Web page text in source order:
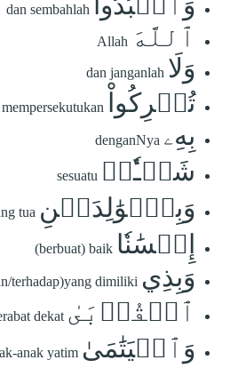
dan sembahlah
ٱللَّهَ Allah
وَلَا dan janganlah
تُشۡرِكُواْ
بِهِۦ denganNya
شَيۡـٔٗاۖ sesuatu
وَبِٱلۡوَٰلِدَيۡنِ tua
إِحۡسَٰنٗا (berbuat) baik
وَبِذِي terhadap)yang dimiliki
ٱلۡقُرۡبَىٰ dekat
وَٱلۡيَتَٰمَىٰ anak yatim